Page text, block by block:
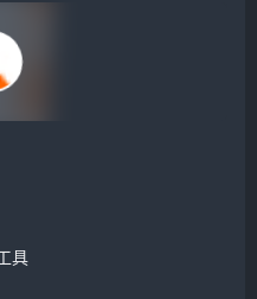
具